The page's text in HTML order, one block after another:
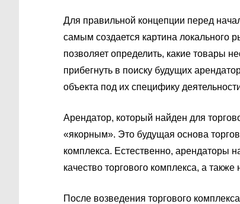
Для правильной концепции перед
самым создается картина локального
позволяет определить, какие товары
прибегнуть в поиску будущих
объекта под их специфику
Арендатор, который найден для
«якорным». Это будущая основа
комплекса. Естественно,
качество торгового комплекса, а
После возведения торгового